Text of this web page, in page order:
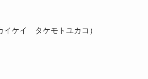
ケイ タケモトユカコ）